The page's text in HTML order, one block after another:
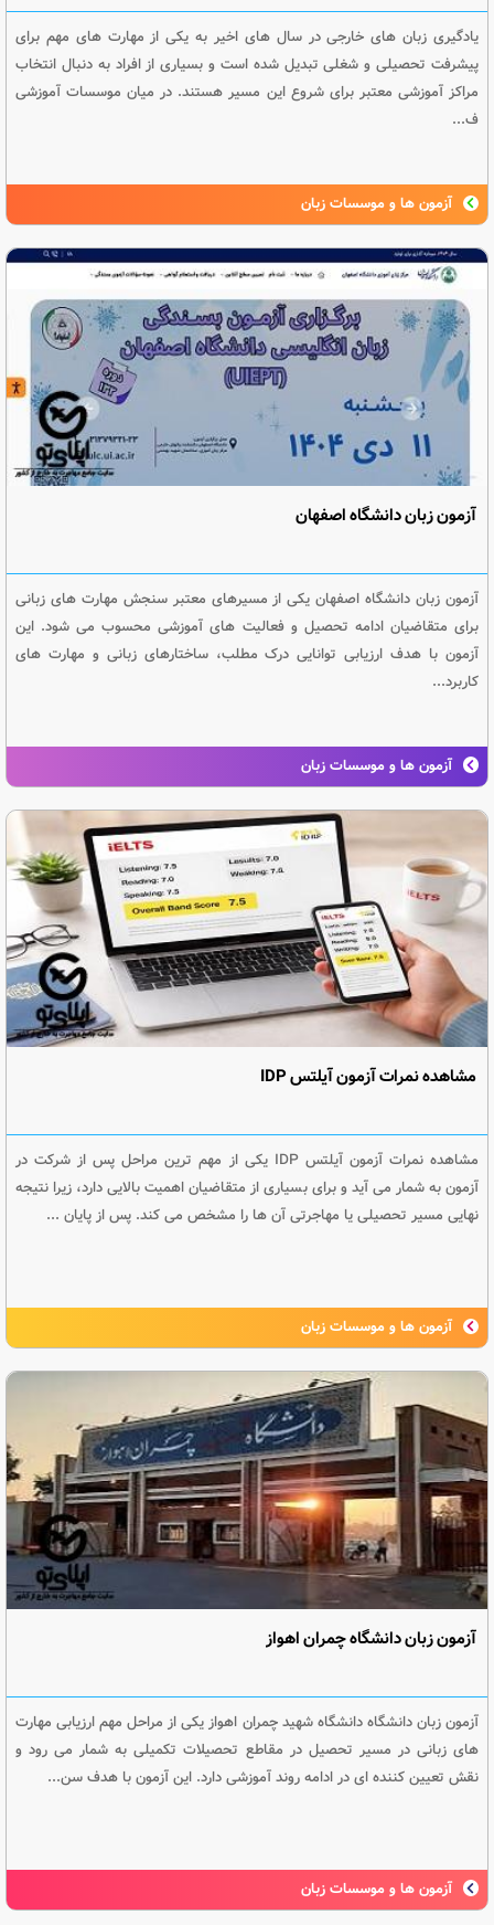
یادگیری زبان های خارجی در سال های اخیر به یکی از مهارت های مهم برای
پیشرفت تحصیلی و شغلی تبدیل شده است و بسیاری از افراد به دنبال انتخاب
مراکز آموزشی معتبر برای شروع این مسیر هستند. در میان موسسات آموزشی
ف...
آزمون ها و موسسات زبان
آزمون زبان دانشگاه اصفهان
آزمون زبان دانشگاه اصفهان یکی از مسیرهای معتبر سنجش مهارت های زبانی
برای متقاضیان ادامه تحصیل و فعالیت های آموزشی محسوب می شود. این
آزمون با هدف ارزیابی توانایی درک مطلب، ساختارهای زبانی و مهارت های
کاربرد...
آزمون ها و موسسات زبان
مشاهده نمرات آزمون آیلتس IDP
مشاهده نمرات آزمون آیلتس IDP یکی از مهم ترین مراحل پس از شرکت در
آزمون به شمار می آید و برای بسیاری از متقاضیان اهمیت بالایی دارد، زیرا نتیجه
نهایی مسیر تحصیلی یا مهاجرتی آن ها را مشخص می کند. پس از پایان ...
آزمون ها و موسسات زبان
آزمون زبان دانشگاه چمران اهواز
آزمون زبان دانشگاه دانشگاه شهید چمران اهواز یکی از مراحل مهم ارزیابی مهارت
های زبانی در مسیر تحصیل در مقاطع تحصیلات تکمیلی به شمار می رود و
نقش تعیین کننده ای در ادامه روند آموزشی دارد. این آزمون با هدف سن...
آزمون ها و موسسات زبان